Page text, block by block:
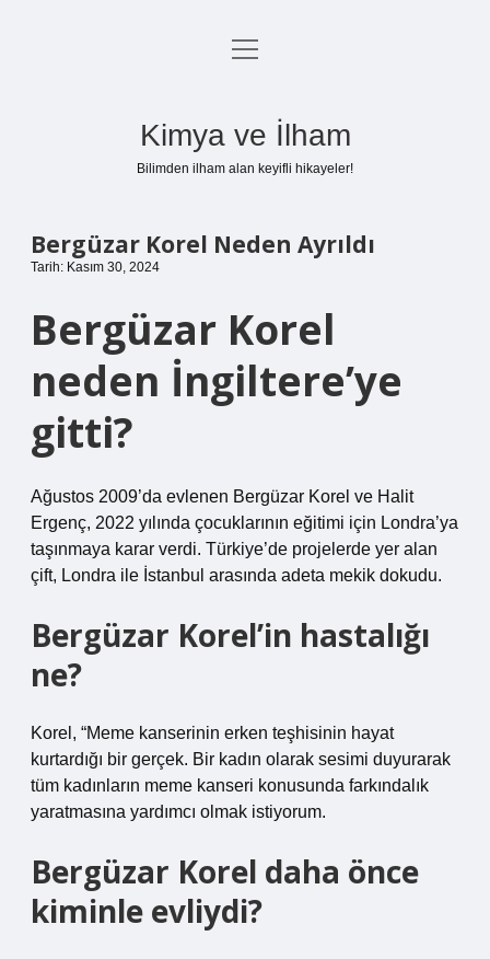
Anasayfa
menüyü
Kimya ve İlham
Bilimden ilham alan keyifli hikayeler!
Bergüzar Korel Neden Ayrıldı
Tarih: Kasım 30, 2024
Bergüzar Korel
neden İngiltere’ye
gitti?
Ağustos 2009’da evlenen Bergüzar Korel ve Halit
Ergenç, 2022 yılında çocuklarının eğitimi için Londra’ya
taşınmaya karar verdi. Türkiye’de projelerde yer alan
çift, Londra ile İstanbul arasında adeta mekik dokudu.
Bergüzar Korel’in hastalığı
ne?
Korel, “Meme kanserinin erken teşhisinin hayat
kurtardığı bir gerçek. Bir kadın olarak sesimi duyurarak
tüm kadınların meme kanseri konusunda farkındalık
yaratmasına yardımcı olmak istiyorum.
Bergüzar Korel daha önce
kiminle evliydi?